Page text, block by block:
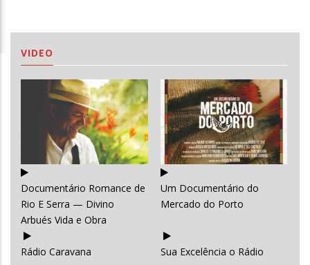
VIDEO
Documentário Romance de
Rio E Serra — Divino
Arbués Vida e Obra
Um Documentário do
Mercado do Porto
Rádio Caravana Sua Excelência o Rádio